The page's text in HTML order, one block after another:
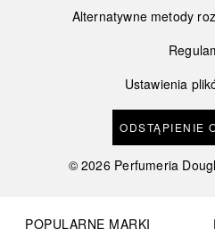
Alternatywne metody
Ustawienia
ODSTĄPIENIE
©2026 Perfumeria
POPULARNE MARKI